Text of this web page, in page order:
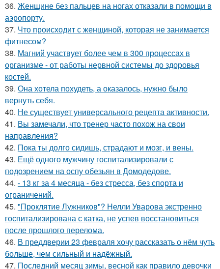
36. Женщине без пальцев на ногах отказали в помощи в
аэропорту.
37. Что происходит с женщиной, которая не занимается
фитнесом?
38. Магний участвует более чем в 300 процессах в
организме - от работы нервной системы до здоровья
костей.
39. Она хотела похудеть, а оказалось, нужно было
вернуть себя.
40. Не существует универсального рецепта активности.
41. Вы замечали, что тренер часто похож на свои
направления?
42. Пока ты долго сидишь, страдают и мозг, и вены.
43. Ещё одного мужчину госпитализировали с
подозрением на оспу обезьян в Домодедове.
44. - 13 кг за 4 месяца - без стресса, без спорта и
ограничений.
45. "Проклятие Лужников"? Нелли Уварова экстренно
госпитализирована с катка, не успев восстановиться
после прошлого перелома.
46. В преддверии 23 февраля хочу рассказать о нём чуть
больше, чем сильный и надёжный.
47. Последний месяц зимы, весной как правило девочки